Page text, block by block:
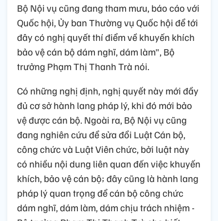
Bộ Nội vụ cũng đang tham mưu, báo cáo với
Quốc hội, Ủy ban Thường vụ Quốc hội để tới
đây có nghị quyết thí điểm về khuyến khích
bảo vệ cán bộ dám nghĩ, dám làm", Bộ
trưởng Phạm Thị Thanh Trà nói.
Có những nghị định, nghị quyết này mới đầy
đủ cơ sở hành lang pháp lý, khi đó mới bảo
vệ được cán bộ. Ngoài ra, Bộ Nội vụ cũng
đang nghiên cứu để sửa đổi Luật Cán bộ,
công chức và Luật Viên chức, bởi luật này
có nhiều nội dung liên quan đến việc khuyến
khích, bảo vệ cán bộ; đây cũng là hành lang
pháp lý quan trọng để cán bộ công chức
dám nghĩ, dám làm, dám chịu trách nhiệm -